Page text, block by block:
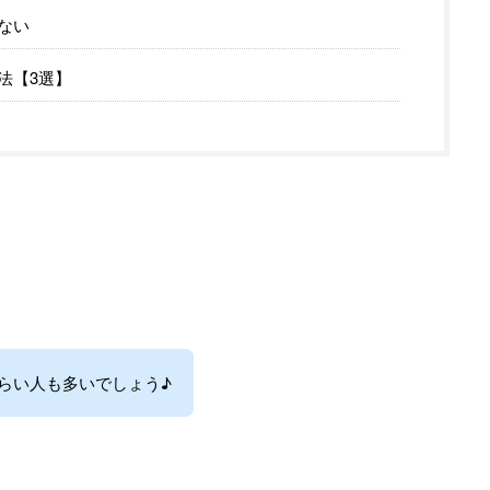
い
3選】
い人も多いでしょう♪